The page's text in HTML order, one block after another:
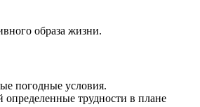
образа жизни.
погодные условия.
определенные трудности в плане